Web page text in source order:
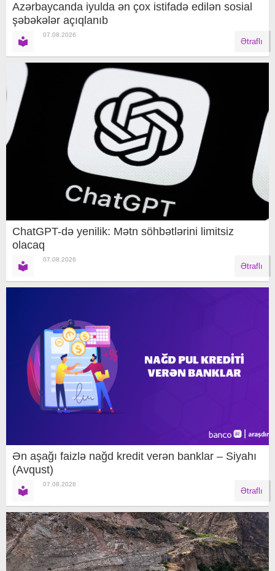
Azərbaycanda iyulda ən çox istifadə edilən sosial
şəbəkələr açıqlanıb
07.08.2026
Ətraflı
ChatGPT-də yenilik: Mətn söhbətlərini limitsiz
olacaq
07.08.2026
Ətraflı
Ən aşağı faizlə nağd kredit verən banklar – Siyahı
(Avqust)
07.08.2026
Ətraflı